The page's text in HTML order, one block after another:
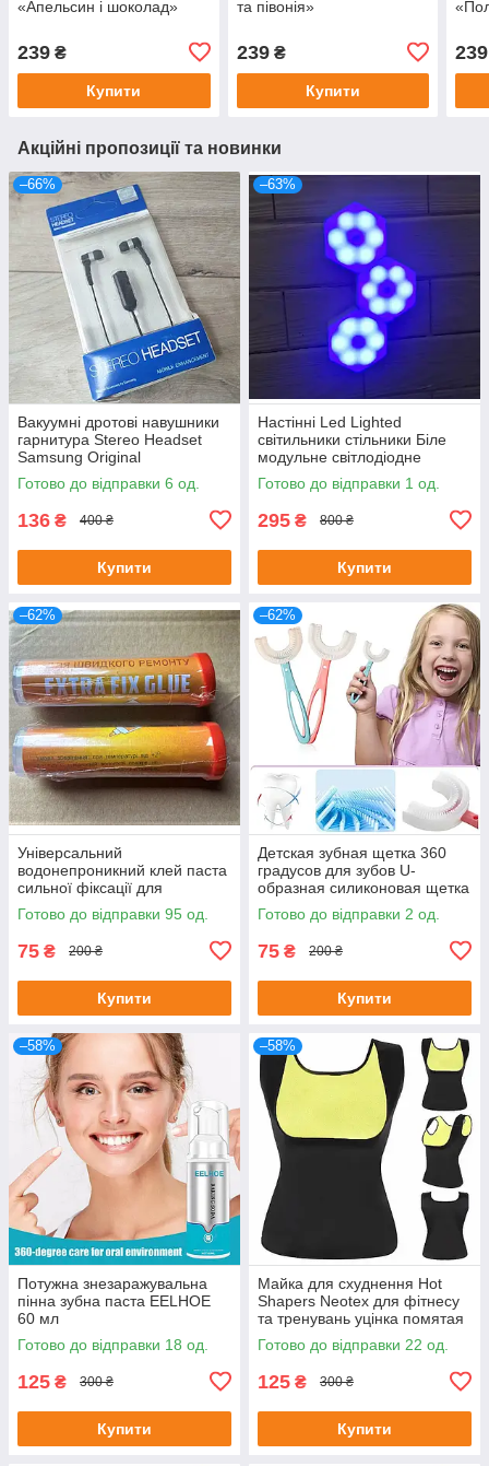
«Апельсин і шоколад»
239 ₴
Купити
та півонія»
239₴
Купити
239
Акційні пропозиції та новинки
–66%
Вакуумні дротові навушники
гарнитура Stereo Headset
Samsung Original
Готово до відправки 6 од.
136 ₴ 400 ₴
Купити
–63%
Настінні Led Lighted
світильники стільники Біле
модульне світлодіодне
підсвічування 3 шт.
Готово до відправки 1 од.
295 ₴ 800 ₴
Купити
–62%
Універсальний
водонепроникний клей паста
сильної фіксації для
швидкого ремонту Extra Fix
Glue
Готово до відправки 95 од.
75 ₴ 200 ₴
Купити
–62%
Детская зубная щетка 360
градусов для зубов U-
образная силиконовая щетка
Синий (удлиненная ручка)
Готово до відправки 2 од.
75 ₴ 200 ₴
Купити
–58%
Потужна знезаражувальна
пінна зубна паста EELHOE
60 мл
Готово до відправки 18 од.
125 ₴ 300 ₴
Купити
–58%
Майка для схуднення Hot
Shapers Neotex для фітнесу
та тренувань уцінка помятая
упаковка Розмір XXL
Готово до відправки 22 од.
125 ₴ 300 ₴
Купити